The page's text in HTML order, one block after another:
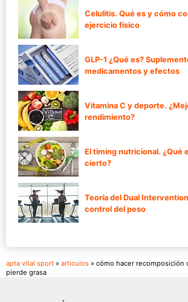
Celulitis. Qué es y cómo
ejercicio físico
GLP-1 ¿Qué es?
medicamentos y efectos
Vitamina C y deporte.
rendimiento?
El timing nutricional. ¿Qué
cierto?
Teoría del Dual
control del peso
apta vital sport » articulos » cómo hacer recomposición
pierde grasa